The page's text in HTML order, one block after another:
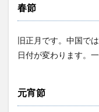
春節
旧正月です。中国で
日付が変わります。
元宵節